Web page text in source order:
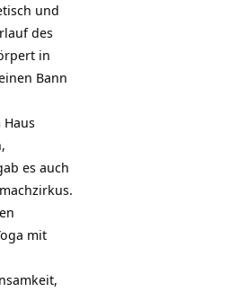
und
des
in
Bann
Haus
es auch
mit